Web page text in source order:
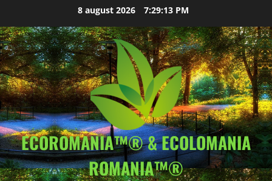
content
8 august 2026 7:29:13 PM
ECOROMANIA™® & ECOLOMANIA
ROMANIA™®